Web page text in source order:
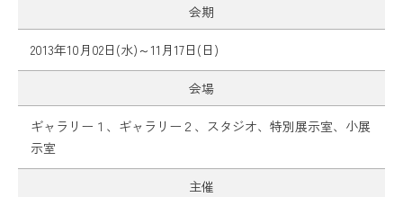
会期
2013年10月02日(水)～11月17日(日)
会場
ギャラリー１、ギャラリー２、スタジオ、特別展示室、小展
示室
主催